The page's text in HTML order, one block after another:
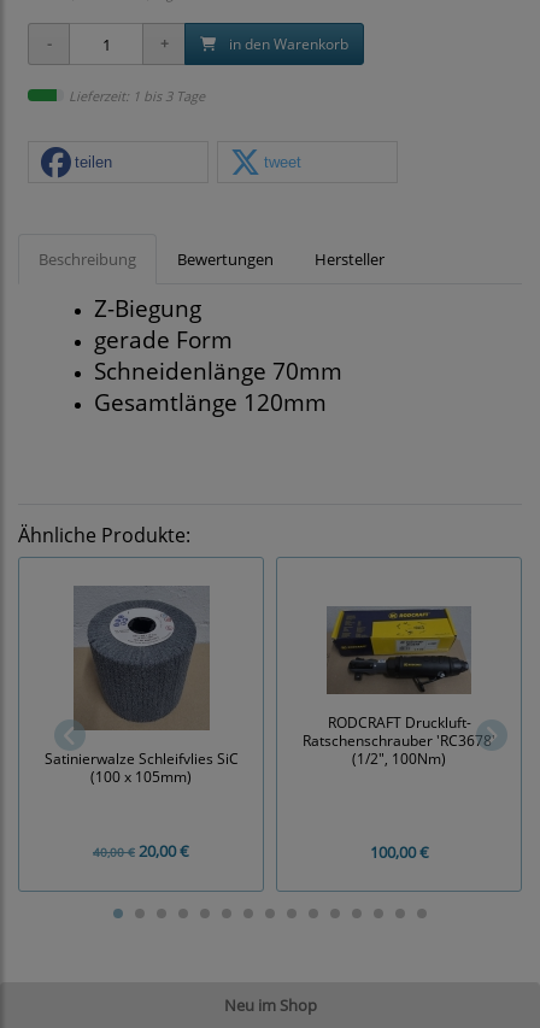
Neu im Shop
in den Warenkorb
Lieferzeit: 1 bis 3 Tage
teilen tweet
Beschreibung Bewertungen Hersteller
Z-Biegung
gerade Form
Schneidenlänge 70mm
Gesamtlänge 120mm
Ähnliche Produkte:
Satinierwalze Schleifvlies SiC
(100 x 105mm)
40,00 € 20,00 €
RODCRAFT Druckluft-
Ratschenschrauber 'RC3678'
(1/2", 100Nm)
100,00 €